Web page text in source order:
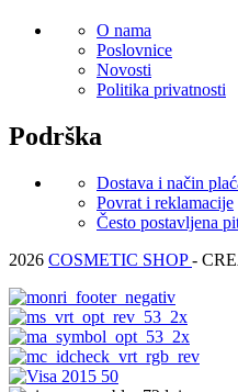
O nama
Poslovnice
Novosti
Politika privatnosti
Podrška
Dostava i način
Povrat i reklamacije
Često postavljena
2026 COSMETIC SHOP-